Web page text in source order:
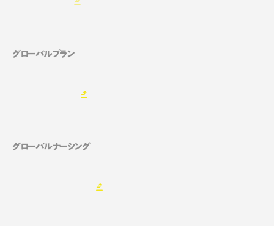
グローバルプラン
グローバルナーシング